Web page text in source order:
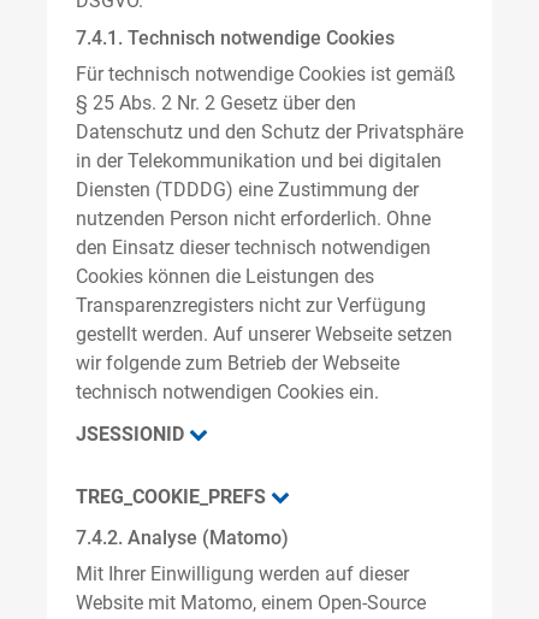
7.4.1. Technisch notwendige Cookies
Für technisch notwendige Cookies ist gemäß
§ 25 Abs. 2 Nr. 2 Gesetz über den
Datenschutz und den Schutz der Privatsphäre
in der Telekommunikation und bei digitalen
Diensten (TDDDG) eine Zustimmung der
nutzenden Person nicht erforderlich. Ohne
den Einsatz dieser technisch notwendigen
Cookies können die Leistungen des
Transparenzregisters nicht zur Verfügung
gestellt werden. Auf unserer Webseite setzen
wir folgende zum Betrieb der Webseite
technisch notwendigen Cookies ein.
JSESSIONID
TREG_COOKIE_PREFS
7.4.2. Analyse (Matomo)
Mit Ihrer Einwilligung werden auf dieser
Website mit Matomo, einem Open-Source